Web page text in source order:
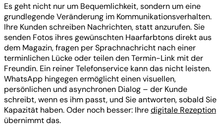
Es geht nicht nur um Bequemlichkeit, sondern um eine
grundlegende Veränderung im Kommunikationsverhalten.
Ihre Kunden schreiben Nachrichten, statt anzurufen. Sie
senden Fotos ihres gewünschten Haarfarbtons direkt aus
dem Magazin, fragen per Sprachnachricht nach einer
terminlichen Lücke oder teilen den Termin-Link mit der
Freundin. Ein reiner Telefonservice kann das nicht leisten.
WhatsApp hingegen ermöglicht einen visuellen,
persönlichen und asynchronen Dialog – der Kunde
schreibt, wenn es ihm passt, und Sie antworten, sobald Sie
Kapazität haben. Oder noch besser: Ihredigitale Rezeption
übernimmt das.